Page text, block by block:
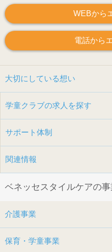
WEBから
電話から
大切にしている想い
学童クラブの求人を探す
サポート体制
関連情報
ベネッセスタイルケアの
介護事業
保育・学童事業